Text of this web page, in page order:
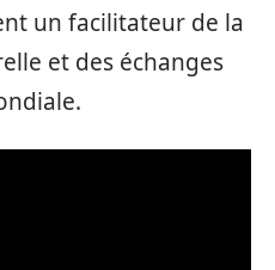
un facilitateur de la
et des échanges